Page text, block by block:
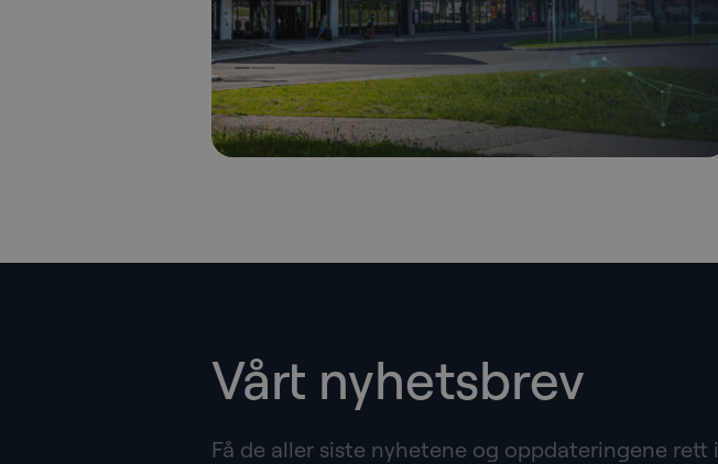
Vårt nyhetsbrev
Få de aller siste nyhetene og oppdateringene rett i